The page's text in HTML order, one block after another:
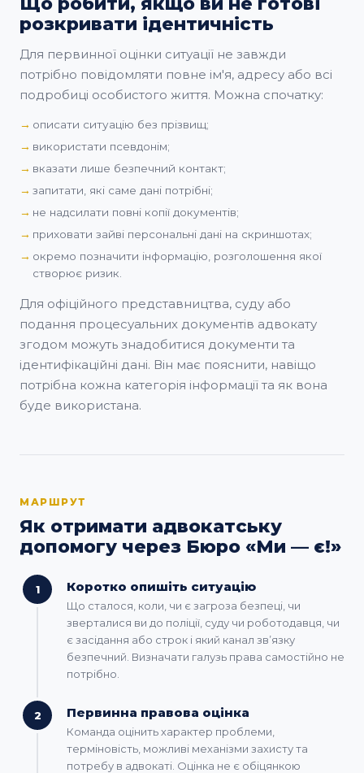
розкривати ідентичність
Для первинної оцінки ситуації не завжди
потрібно повідомляти повне ім'я, адресу або всі
подробиці особистого життя. Можна спочатку:
описати ситуацію без прізвищ;
використати псевдонім;
вказати лише безпечний контакт;
запитати, які саме дані потрібні;
не надсилати повні копії документів;
приховати зайві персональні дані на скриншотах;
окремо позначити інформацію, розголошення якої
створює ризик.
Для офіційного представництва, суду або
подання процесуальних документів адвокату
згодом можуть знадобитися документи та
ідентифікаційні дані. Він має пояснити, навіщо
потрібна кожна категорія інформації та як вона
буде використана.
МАРШРУТ
Як отримати адвокатську
допомогу через Бюро «Ми — є!»
1 Коротко опишіть ситуацію
Що сталося, коли, чи є загроза безпеці, чи
зверталися ви до поліції, суду чи роботодавця, чи
є засідання або строк і який канал звʼязку
безпечний. Визначати галузь права самостійно не
потрібно.
2 Первинна правова оцінка
Команда оцінить характер проблеми,
терміновість, можливі механізми захисту та
потребу в адвокаті. Оцінка не є обіцянкою